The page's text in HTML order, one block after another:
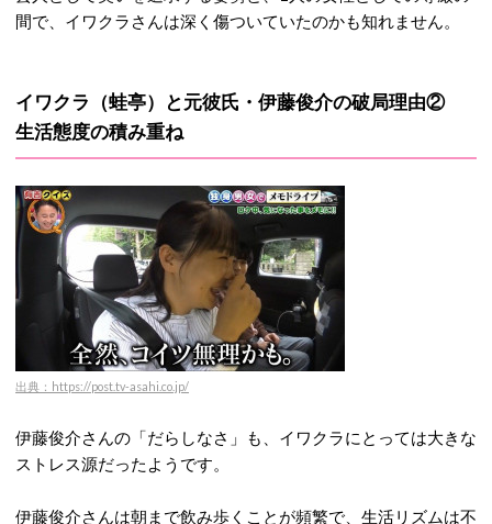
間で、イワクラさんは深く傷ついていたのかも知れません。
イワクラ（蛙亭）と元彼氏・伊藤俊介の破局理由②
生活態度の積み重ね
出典：https://post.tv-asahi.co.jp/
伊藤俊介さんの「だらしなさ」も、イワクラにとっては大きな
ストレス源だったようです。
伊藤俊介さんは朝まで飲み歩くことが頻繁で、生活リズムは不